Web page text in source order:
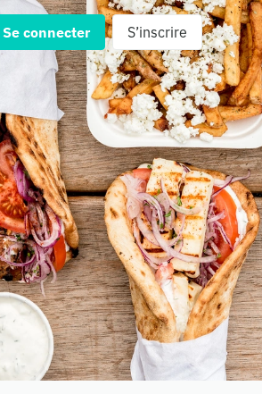
Se connecter S’inscrire